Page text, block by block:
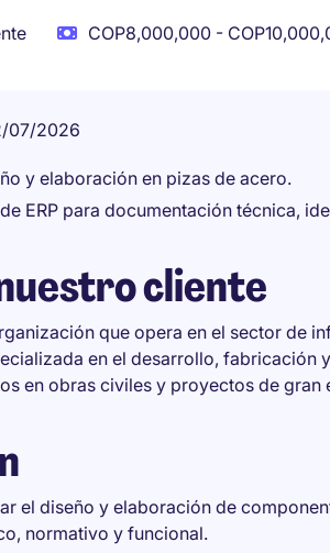
COP8,000,000 -
07/2026
y elaboración en pizas de acero.
ERP para documentación técnica,
cliente
que opera en el sector de
en el desarrollo, fabricación
en obras civiles y proyectos de gran
el diseño y elaboración de
normativo y funcional.